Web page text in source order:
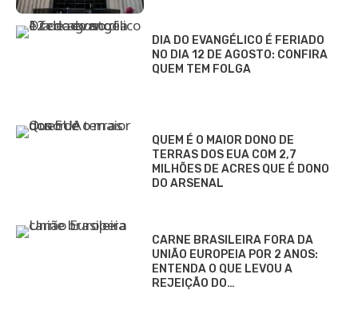
DIA DO EVANGÉLICO É FERIADO
NO DIA 12 DE AGOSTO: CONFIRA
QUEM TEM FOLGA
QUEM É O MAIOR DONO DE
TERRAS DOS EUA COM 2,7
MILHÕES DE ACRES QUE É DONO
DO ARSENAL
CARNE BRASILEIRA FORA DA
UNIÃO EUROPEIA POR 2 ANOS:
ENTENDA O QUE LEVOU A
REJEIÇÃO DO…